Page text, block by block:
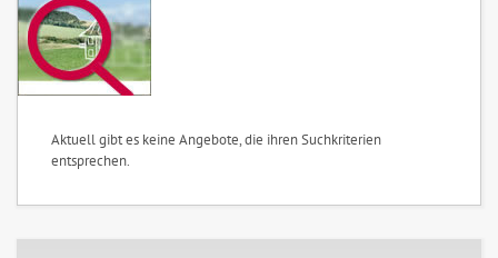
Aktuell gibt es keine Angebote, die ihren Suchkriterien
entsprechen.